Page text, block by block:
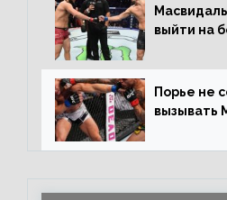
выйти на
Порье не
вызывать
каждом